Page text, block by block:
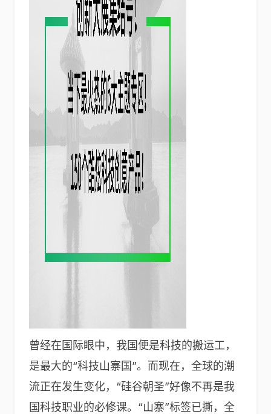
曾经在国际眼中，我国便是科技的搬运工，
是最大的“科技山寨国”。而现在，全球的潮
流正在发生变化，“硅谷朝圣”好像不再是我
国科技职业的必修课。“山寨”标签已撕，全